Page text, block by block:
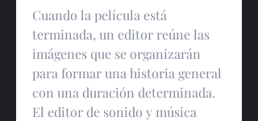
Cuando la película está
terminada, un editor reúne las
imágenes que se organizarán
para formar una historia general
con una duración determinada.
El editor de sonido y música